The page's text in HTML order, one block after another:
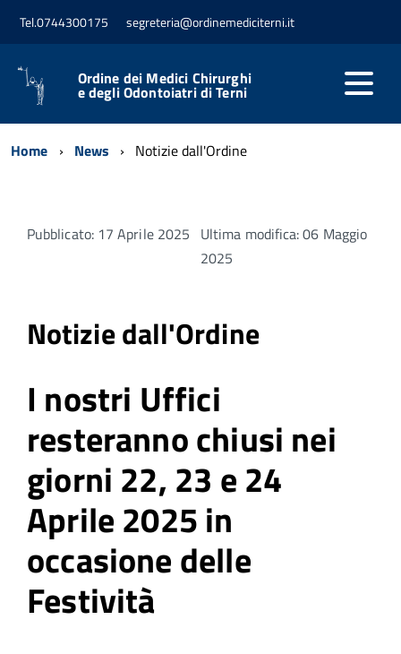
Tel.0744300175 segreteria@ordinemediciterni.it
Ordine dei Medici Chirurghi
e degli Odontoiatri di Terni
Home News Notizie dall'Ordine
Pubblicato: 17 Aprile 2025 Ultima modifica: 06 Maggio
2025
Notizie dall'Ordine
I nostri Uffici
resteranno chiusi nei
giorni 22, 23 e 24
Aprile 2025 in
occasione delle
Festività